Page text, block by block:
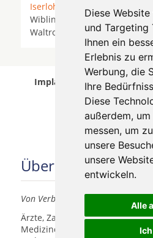
Diese
und Targeting
Ihnen ein
Erlebnis zu
Werbung, die
Ihre
Diese
außerdem,
messen, um
unsere
unsere
entwickeln.
Alle
Iserlohn Hennen
* Kamen *
Wiblingwerde *Schwerte*
Waltrop *
Wetter (Ruhr)*
Implantologen in Dortmund
am 08 August
Über uns
Von Verbrauchern für Verbraucher
Ärzte, Zahnärzte, Akustiker und
Medizindienstleister haben hier